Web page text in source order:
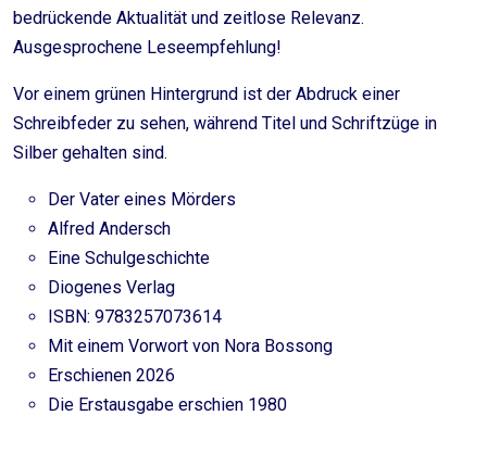
bedrückende Aktualität und zeitlose Relevanz.
Ausgesprochene Leseempfehlung!
Vor einem grünen Hintergrund ist der Abdruck einer
Schreibfeder zu sehen, während Titel und Schriftzüge in
Silber gehalten sind.
Der Vater eines Mörders
Alfred Andersch
Eine Schulgeschichte
Diogenes Verlag
ISBN: 9783257073614
Mit einem Vorwort von Nora Bossong
Erschienen 2026
Die Erstausgabe erschien 1980